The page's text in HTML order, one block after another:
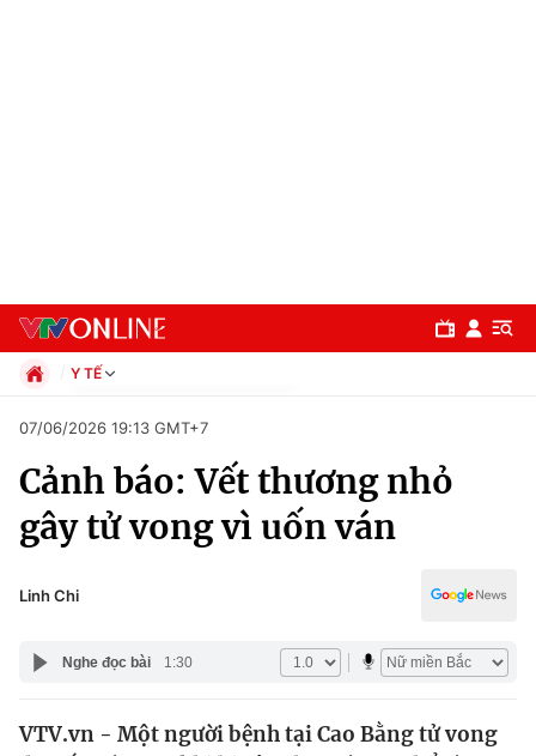
Chuyên mục
Chính trị
Y TẾ
Xã hội
Pháp luật
Thể thao
Đời sống
Giáo dục
07/06/2026 19:13 GMT+7
Cảnh báo: Vết thương nhỏ
gây tử vong vì uốn ván
Linh Chi
Nghe đọc bài 1:30
VTV.vn - Một người bệnh tại Cao Bằng tử vong